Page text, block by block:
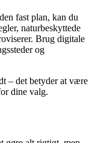
fast plan, kan du
naturbeskyttede
Brug digitale
og
– det betyder at være
dine valg.